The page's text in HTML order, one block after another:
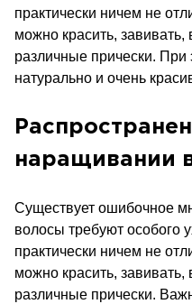
практически ничем не
можно красить,
различные прически.
натурально и очень
наращивании
Существует ошибочное
волосы требуют особого
практически ничем не
можно красить,
различные прически.